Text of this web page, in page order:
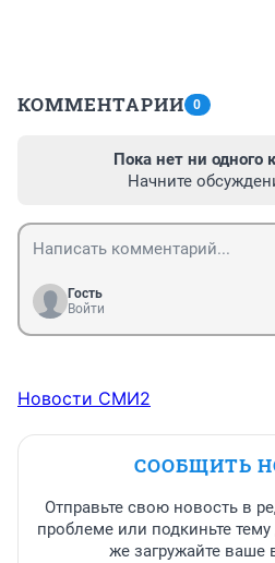
КОММЕНТАРИИ 0
Пока нет ни одного
Начните
Гость
Войти
Новости СМИ2
СООБЩИТЬ
Отправьте свою новость в
проблеме или подкиньте
же загружайте ваше